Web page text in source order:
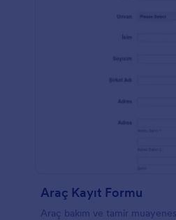
Araç Kayıt Formu
Araç bakım ve tamir